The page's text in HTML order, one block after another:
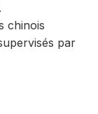
chinois
par